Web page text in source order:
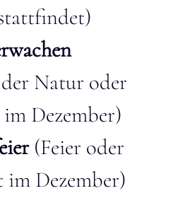
Natur oder
im Dezember)
(Feier oder
im Dezember)